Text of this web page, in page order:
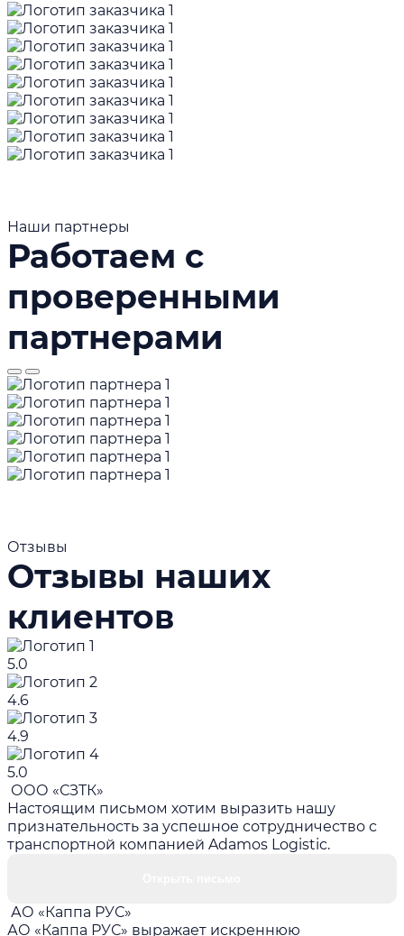
Наши партнеры
Работаем с
проверенными
партнерами
Отзывы
Отзывы наших
клиентов
5.0
4.6
4.9
5.0
ООО «СЗТК»
Настоящим письмом хотим выразить нашу
признательность за успешное сотрудничество с
транспортной компанией Adamos Logistic.
АО «Каппа РУС»
АО «Каппа РУС» выражает искреннюю